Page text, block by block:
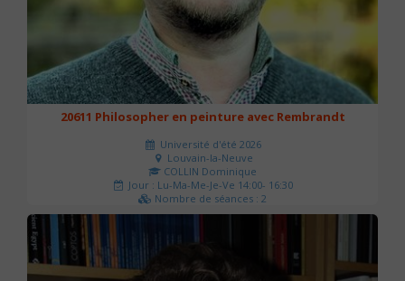
20611 Philosopher en peinture avec Rembrandt
Université d'été 2026
Louvain-la-Neuve
COLLIN Dominique
Jour : Lu-Ma-Me-Je-Ve 14:00- 16:30
Nombre de séances : 2
51 €